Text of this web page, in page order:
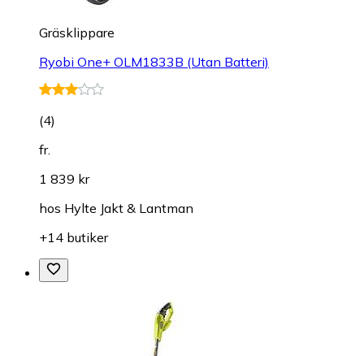
Gräsklippare
Ryobi One+ OLM1833B (Utan Batteri)
(4)
fr.
1 839 kr
hos Hylte Jakt & Lantman
+14 butiker